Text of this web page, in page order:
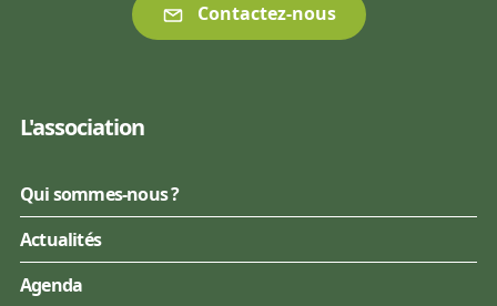
Contactez-nous
L'association
Qui sommes-nous ?
Actualités
Agenda